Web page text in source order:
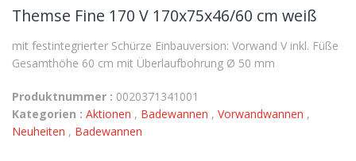
Themse Fine 170 V 170x75x46/60 cm weiß
mit festintegrierter Schürze Einbauversion: Vorwand V inkl. Füße
Gesamthöhe 60 cm mit Überlaufbohrung Ø 50 mm
Produktnummer : 0020371341001
Kategorien : Aktionen , Badewannen , Vorwandwannen ,
Neuheiten , Badewannen